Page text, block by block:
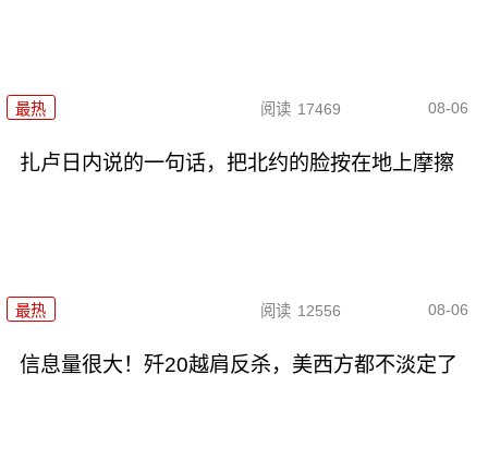
最热 阅读 17469 08-06
扎卢日内说的一句话，把北约的脸按在地上摩擦
最热 阅读 12556 08-06
信息量很大！歼20越肩反杀，美西方都不淡定了